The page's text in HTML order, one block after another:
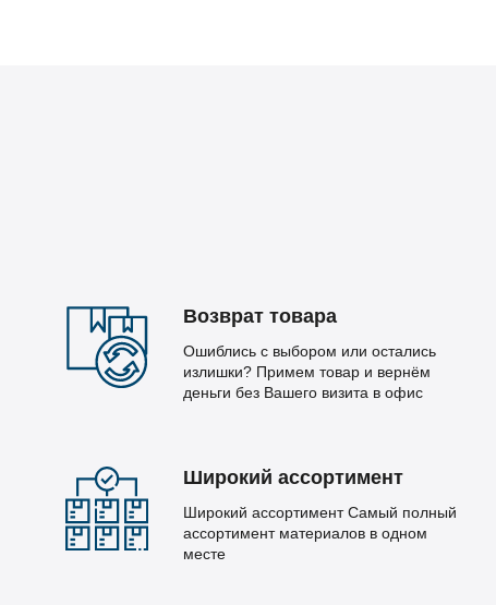
Возврат товара
Ошиблись с выбором или остались
излишки? Примем товар и вернём
деньги без Вашего визита в офис
Широкий ассортимент
Широкий ассортимент Самый полный
ассортимент материалов в одном
месте